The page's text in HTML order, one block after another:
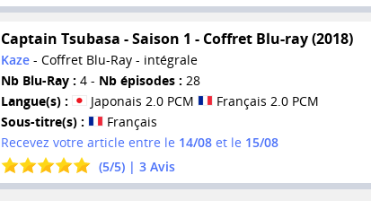
Captain Tsubasa - Saison 1 - Coffret Blu-ray (2018)
Kaze- Coffret Blu-Ray - intégrale
Nb Blu-Ray : 4 - Nb épisodes : 28
Langue(s) :
Japonais 2.0 PCM
Français 2.0 PCM
Sous-titre(s) :
Français
Recevez votre article entre le 14/08et le 15/08
(5/5) | 3Avis